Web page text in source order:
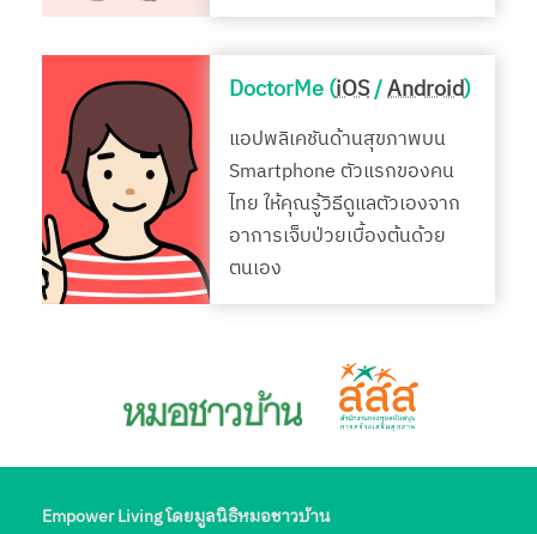
DoctorMe (iOS/Android)
แอปพลิเคชันด้านสุขภาพบน
Smartphone ตัวแรกของคน
ไทย ให้คุณรู้วิธีดูแลตัวเองจาก
อาการเจ็บป่วยเบื้องต้นด้วย
ตนเอง
Empower Living โดยมูลนิธิหมอชาวบ้าน